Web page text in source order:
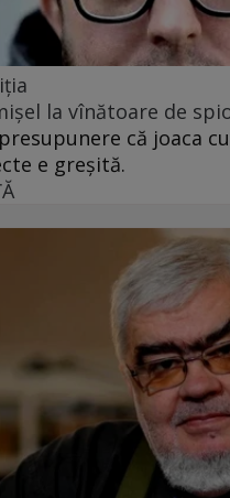
la vînătoare de
că joaca
e greșită.